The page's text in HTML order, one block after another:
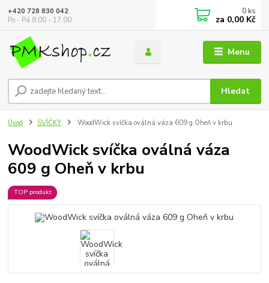
Menu
Hledat
+420 728 830 042
Po - Pá 8:00 - 17:00
0 ks
za 0,00 Kč
Úvod SVÍČKY WoodWick svíčka oválná váza 609 g Oheň v krbu
WoodWick svíčka oválná váza
609 g Oheň v krbu
TOP produkt